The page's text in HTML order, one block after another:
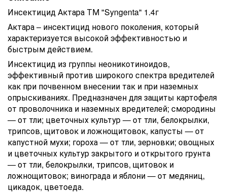
Инсектицид Актара ТМ "Syngenta" 1.4г
Актара – инсектицид нового поколения, который
характеризуется высокой эффективностью и
быстрым действием.
Инсектицид из группы неоникотиноидов,
эффективный против широкого спектра вредителей
как при почвенном внесении так и при наземных
опрыскиваниях. Предназначен для защиты картофеля
от проволочника и наземных вредителей; смородины
— от тли; цветочных культур — от тли, белокрылки,
трипсов, щитовок и ложнощитовок, капусты — от
капустной мухи; гороха — от тли, зерновки; овощных
и цветочных культур закрытого и открытого грунта
— от тли, белокрылки, трипсов, щитовок и
ложнощитовок; винограда и яблони — от медяниц,
цикадок, цветоеда.